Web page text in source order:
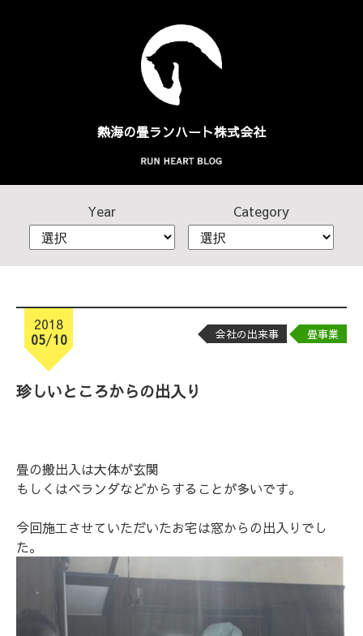
熱海の畳ランハート株式会社
Year Category
2018
05/10
珍しいところからの出入り
会社の出来事 畳事業
畳の搬出入は大体が玄関
もしくはベランダなどからすることが多いです。
今回施工させていただいたお宅は窓からの出入りでし
た。